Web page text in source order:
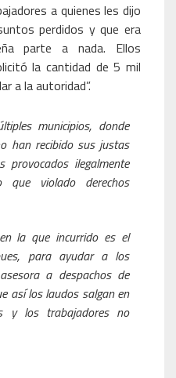
a quienes les dijo
perdidos y que era
parte a nada. Ellos
la cantidad de 5 mil
a la autoridad”.
municipios, donde
han recibido sus justas
provocados ilegalmente
violado derechos
la que incurrido es el
para ayudar a los
a despachos de
así los laudos salgan en
y los trabajadores no